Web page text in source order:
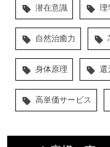
潜在意識 理
自然治癒力
身体原理 還
高単価サービス